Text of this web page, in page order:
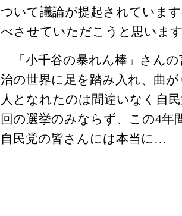
ついて議論が提起されていま
べさせていただこうと思いま
「小千谷の暴れん棒」さん
治の世界に足を踏み入れ、曲
人となれたのは間違いなく自
回の選挙のみならず、この4年
自民党の皆さんには本当に…